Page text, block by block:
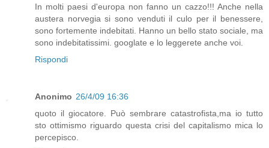
In molti paesi d'europa non fanno un cazzo!!! Anche nella
austera norvegia si sono venduti il culo per il benessere,
sono fortemente indebitati. Hanno un bello stato sociale, ma
sono indebitatissimi. googlate e lo leggerete anche voi.
Rispondi
Anonimo 26/4/09 16:36
quoto il giocatore. Può sembrare catastrofista,ma io tutto
sto ottimismo riguardo questa crisi del capitalismo mica lo
percepisco.